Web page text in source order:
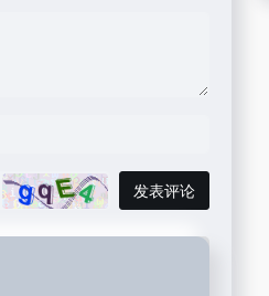
发表评论